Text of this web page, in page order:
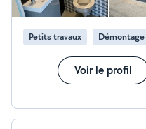
Petits travaux
Voir le profil